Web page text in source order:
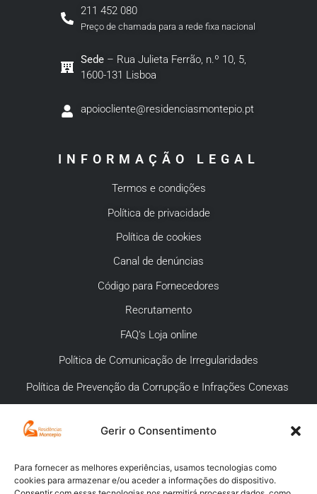
Gerir o Consentimento
Para fornecer as melhores experiências, usamos tecnologias como
cookies para armazenar e/ou aceder a informações do dispositivo.
211 452 080
Preço de chamada para a rede fixa nacional
Sede– Rua Julieta Ferrão, n.º 10, 5,
1600-131 Lisboa
apoiocliente@residenciasmontepio.pt
INFORMAÇÃO LEGAL
Termos e condições
Política de privacidade
Política de cookies
Canal de denúncias
Código para Fornecedores
Recrutamento
FAQ’s Loja online
Política de Comunicação de Irregularidades
Política de Prevenção da Corrupção e Infrações Conexas
APOIO AO CLIENTE
Meios de pagamento
Compra segura